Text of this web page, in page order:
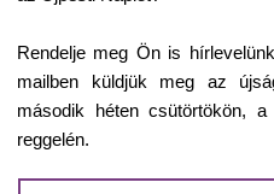
Rendelje meg Ön is
mailben küldjük meg az
második héten csütörtökön, a
reggelén.